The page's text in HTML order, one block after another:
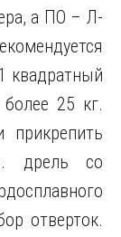
а ПО – Л-
квадратный
25 кг.
дрель со
отверток.